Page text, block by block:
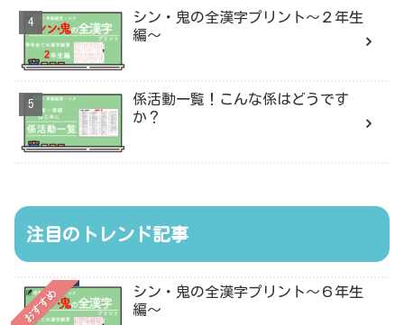
シン・鬼の全漢字プリント〜２年生
編〜
係活動一覧！こんな係はどうです
か？
注目のトレンド記事
おすすめ
シン・鬼の全漢字プリント〜６年生
編〜